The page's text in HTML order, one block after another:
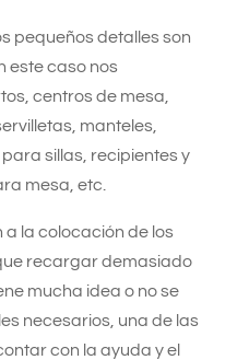
pequeños detalles son
este caso nos
centros de mesa,
manteles,
sillas, recipientes y
mesa, etc.
la colocación de los
recargar demasiado
mucha idea o no se
necesarios, una de las
con la ayuda y el